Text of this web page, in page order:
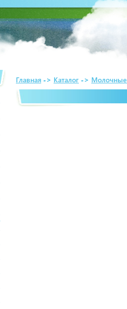
Главная -> Каталог -> Молочные